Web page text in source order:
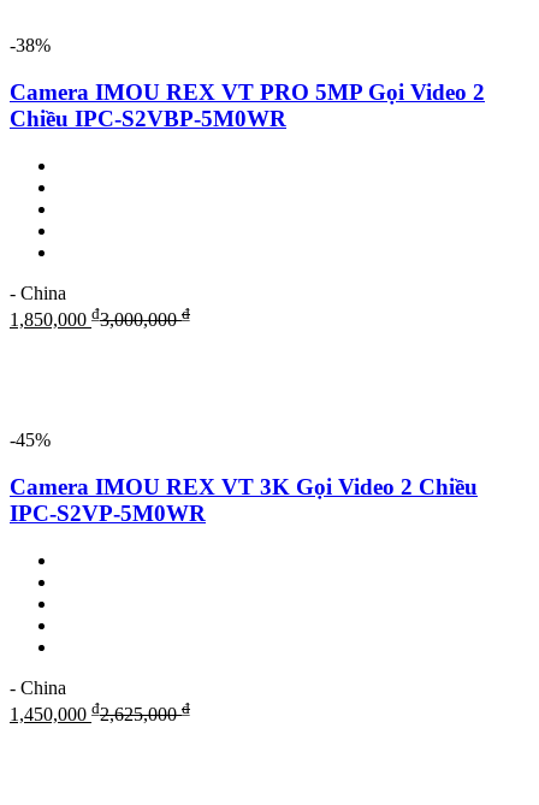
-38%
Camera IMOU REX VT PRO 5MP Gọi Video 2
Chiều IPC-S2VBP-5M0WR
- China
1,850,000 ₫3,000,000₫
-45%
Camera IMOU REX VT 3K Gọi Video 2 Chiều
IPC-S2VP-5M0WR
- China
1,450,000 ₫2,625,000₫